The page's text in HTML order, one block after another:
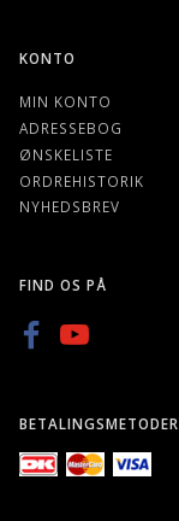
KONTO
MIN KONTO
ADRESSEBOG
ØNSKELISTE
ORDREHISTORIK
NYHEDSBREV
FIND OS PÅ
BETALINGSMETODER